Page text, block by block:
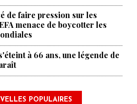
de faire pression sur les
menace de boycotter les
à 66 ans, une légende de
POPULAIRES